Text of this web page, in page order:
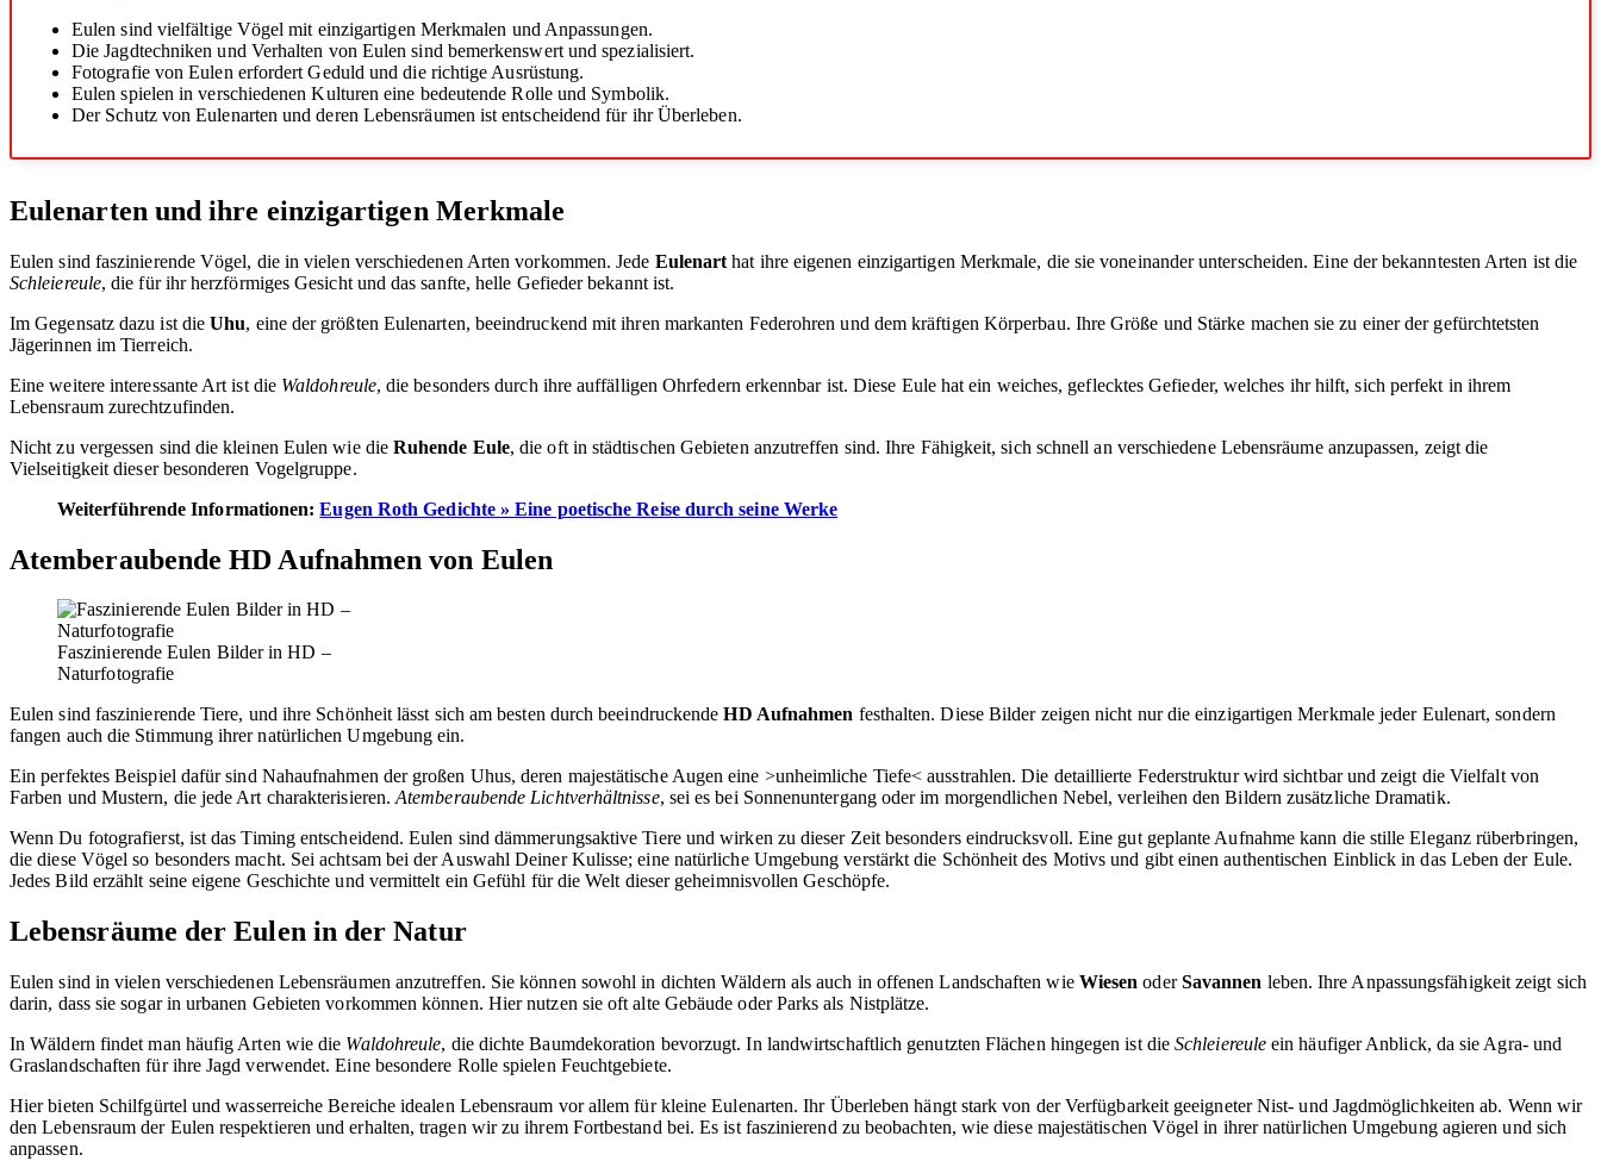
Eulen sind vielfältige Vögel mit einzigartigen Merkmalen und Anpassungen.
Die Jagdtechniken und Verhalten von Eulen sind bemerkenswert und spezialisiert.
Fotografie von Eulen erfordert Geduld und die richtige Ausrüstung.
Eulen spielen in verschiedenen Kulturen eine bedeutende Rolle und Symbolik.
Der Schutz von Eulenarten und deren Lebensräumen ist entscheidend für ihr Überleben.
Eulenarten und ihre einzigartigen Merkmale
Eulen sind faszinierende Vögel, die in vielen verschiedenen Arten vorkommen. Jede Eulenart hat ihre eigenen einzigartigen Merkmale, die sie voneinander unterscheiden. Eine der bekanntesten Arten ist die
Schleiereule, die für ihr herzförmiges Gesicht und das sanfte, helle Gefieder bekannt ist.
Im Gegensatz dazu ist dieUhu, eine der größten Eulenarten, beeindruckend mit ihren markanten Federohren und dem kräftigen Körperbau. Ihre Größe und Stärke machen sie zu einer der gefürchtetsten
Jägerinnen im Tierreich.
Eine weitere interessante Art ist die Waldohreule, die besonders durch ihre auffälligen Ohrfedern erkennbar ist. Diese Eule hat ein weiches, geflecktes Gefieder, welches ihr hilft, sich perfekt in ihrem
Lebensraum zurechtzufinden.
Nicht zu vergessen sind die kleinen Eulen wie die Ruhende Eule, die oft in städtischen Gebieten anzutreffen sind. Ihre Fähigkeit, sich schnell an verschiedene Lebensräume anzupassen, zeigt die
Vielseitigkeit dieser besonderen Vogelgruppe.
Weiterführende Informationen:Eugen Roth Gedichte » Eine poetische Reise durch seine Werke
Atemberaubende HD Aufnahmen von Eulen
Faszinierende Eulen Bilder in HD –
Naturfotografie
Eulen sind faszinierende Tiere, und ihre Schönheit lässt sich am besten durch beeindruckendeHD Aufnahmen festhalten. Diese Bilder zeigen nicht nur die einzigartigen Merkmale jeder Eulenart, sondern
fangen auch die Stimmung ihrer natürlichen Umgebung ein.
Ein perfektes Beispiel dafür sind Nahaufnahmen der großen Uhus, deren majestätische Augen eine >unheimliche Tiefe< ausstrahlen. Die detaillierte Federstruktur wird sichtbar und zeigt die Vielfalt von
Farben und Mustern, die jede Art charakterisieren.Atemberaubende Lichtverhältnisse, sei es bei Sonnenuntergang oder im morgendlichen Nebel, verleihen den Bildern zusätzliche Dramatik.
Wenn Du fotografierst, ist das Timing entscheidend. Eulen sind dämmerungsaktive Tiere und wirken zu dieser Zeit besonders eindrucksvoll. Eine gut geplante Aufnahme kann die stille Eleganz rüberbringen,
die diese Vögel so besonders macht. Sei achtsam bei der Auswahl Deiner Kulisse; eine natürliche Umgebung verstärkt die Schönheit des Motivs und gibt einen authentischen Einblick in das Leben der Eule.
Jedes Bild erzählt seine eigene Geschichte und vermittelt ein Gefühl für die Welt dieser geheimnisvollen Geschöpfe.
Lebensräume der Eulen in der Natur
Eulen sind in vielen verschiedenen Lebensräumen anzutreffen. Sie können sowohl in dichten Wäldern als auch in offenen Landschaften wie Wiesen oderSavannen leben. Ihre Anpassungsfähigkeit zeigt sich
darin, dass sie sogar in urbanen Gebieten vorkommen können. Hier nutzen sie oft alte Gebäude oder Parks als Nistplätze.
In Wäldern findet man häufig Arten wie die Waldohreule, die dichte Baumdekoration bevorzugt. In landwirtschaftlich genutzten Flächen hingegen ist dieSchleiereule ein häufiger Anblick, da sie Agra- und
Graslandschaften für ihre Jagd verwendet. Eine besondere Rolle spielen Feuchtgebiete.
Hier bieten Schilfgürtel und wasserreiche Bereiche idealen Lebensraum vor allem für kleine Eulenarten. Ihr Überleben hängt stark von der Verfügbarkeit geeigneter Nist- und Jagdmöglichkeiten ab. Wenn wir
den Lebensraum der Eulen respektieren und erhalten, tragen wir zu ihrem Fortbestand bei. Es ist faszinierend zu beobachten, wie diese majestätischen Vögel in ihrer natürlichen Umgebung agieren und sich
anpassen.